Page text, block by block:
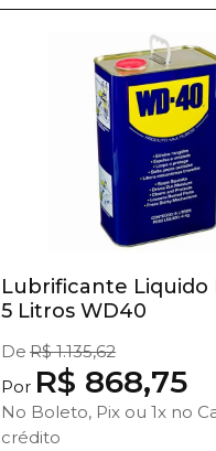
Lubrificante Liquido
5 Litros WD40
De R$ 1.135,62
Por R$ 868,75
No Boleto, Pix ou 1x no
crédito